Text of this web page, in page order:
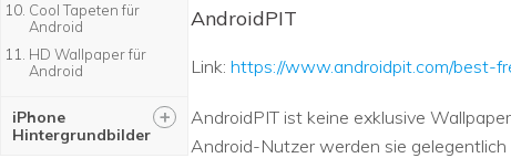
AndroidPIT
Link: https://www.androidpit.com/best-
AndroidPIT ist keine exklusive
Android-Nutzer werden sie
Cool Tapeten für
Android
HD Wallpaper für
Android
iPhone
Hintergrundbilder
+